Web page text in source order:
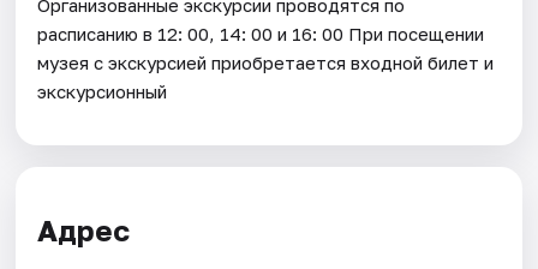
Организованные экскурсии проводятся по
расписанию в 12: 00, 14: 00 и 16: 00 При посещении
музея с экскурсией приобретается входной билет и
экскурсионный
Адрес